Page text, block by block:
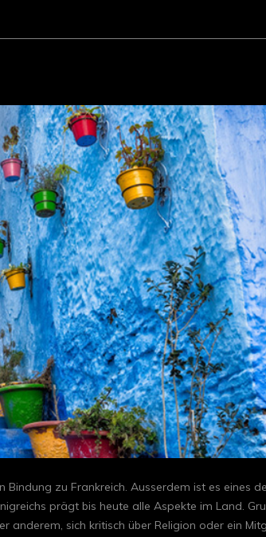
zu Frankreich. Ausserdem ist es eines
prägt bis heute alle Aspekte im Land.
anderem, sich kritisch über Religion oder ein